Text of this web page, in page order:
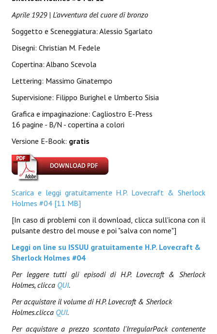
Lettera 33
mYthoS
Prisma
PTP
American Milestone
Spaghetti Western
Riviste e Speciali
Be Side
Talkink
Necro
Solaris*
Edikolè
MetroCult
Narrativa
Aprile 1929 | L'avventura del cuore di bronzo
Soggetto e Sceneggiatura: Alessio Sgarlato
Disegni: Christian M. Fedele
Copertina: Albano Scevola
Lettering: Massimo Ginatempo
Supervisione: Filippo Burighel e Umberto Sisia
Grafica e impaginazione: Cagliostro E-Press
16 pagine - B/N - copertina a colori
Versione E-Book: gratis
Scarica e leggi gratuitamente H.P. Lovecraft & Sherlock
Holmes #04 [11 MB]
[In caso di problemi con il download, clicca sull'icona con il
pulsante destro del mouse e poi "salva con nome"]
Leggi on line su ISSUU gratuitamente H.P. Lovecraft &
Sherlock Holmes #04
Per leggere tutti gli episodi di H.P. Lovecraft & Sherlock
Holmes, clicca QUI.
Per acquistare il volume diH.P. Lovecraft & Sherlock
Holmes.clicca QUI.
Per acquistare a prezzo scontato l'IrregularPack contenente